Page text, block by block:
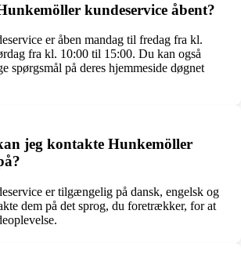
kundeservice åbent?
er åben mandag til fredag fra kl.
fra kl. 10:00 til 15:00. Du kan også
spørgsmål på deres hjemmeside døgnet
jeg kontakte Hunkemöller
er tilgængelig på dansk, engelsk og
dem på det sprog, du foretrækker, for at